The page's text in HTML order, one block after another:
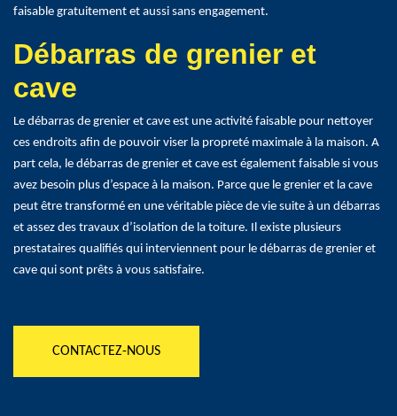
faisable gratuitement et aussi sans engagement.
Débarras de grenier et
cave
Le débarras de grenier et cave est une activité faisable pour nettoyer
ces endroits afin de pouvoir viser la propreté maximale à la maison. A
part cela, le débarras de grenier et cave est également faisable si vous
avez besoin plus d’espace à la maison. Parce que le grenier et la cave
peut être transformé en une véritable pièce de vie suite à un débarras
et assez des travaux d’isolation de la toiture. Il existe plusieurs
prestataires qualifiés qui interviennent pour le débarras de grenier et
cave qui sont prêts à vous satisfaire.
CONTACTEZ-NOUS